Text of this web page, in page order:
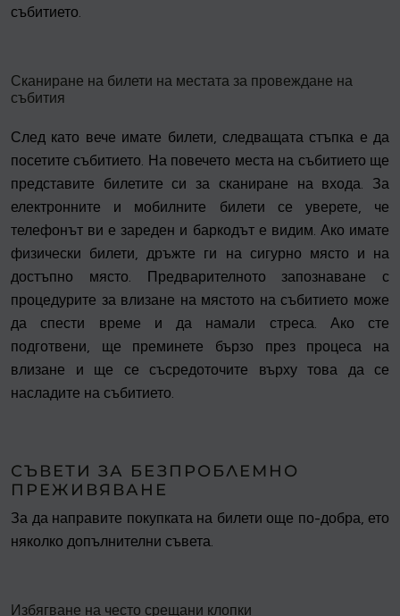
събитието.
Сканиране на билети на местата за провеждане на
събития
След като вече имате билети, следващата стъпка е да
посетите събитието. На повечето места на събитието ще
представите билетите си за сканиране на входа. За
електронните и мобилните билети се уверете, че
телефонът ви е зареден и баркодът е видим. Ако имате
физически билети, дръжте ги на сигурно място и на
достъпно място. Предварителното запознаване с
процедурите за влизане на мястото на събитието може
да спести време и да намали стреса. Ако сте
подготвени, ще преминете бързо през процеса на
влизане и ще се съсредоточите върху това да се
насладите на събитието.
СЪВЕТИ ЗА БЕЗПРОБЛЕМНО
ПРЕЖИВЯВАНЕ
За да направите покупката на билети още по-добра, ето
няколко допълнителни съвета.
Избягване на често срещани клопки